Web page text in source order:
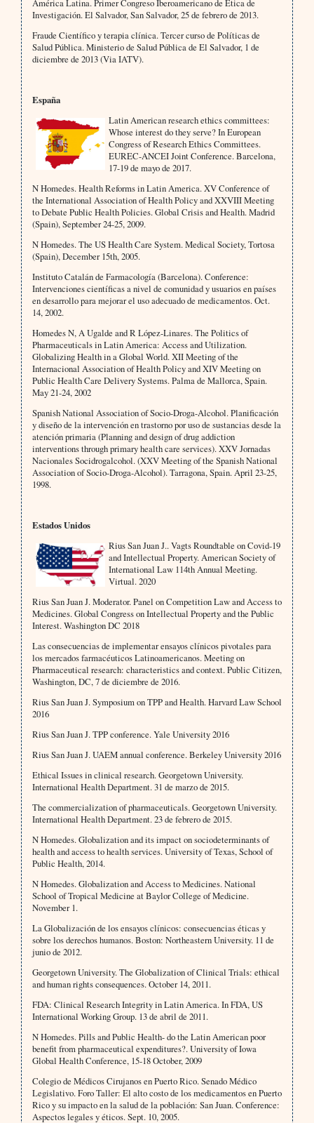
América Latina. Primer Congreso Iberoamericano de Ética de
Investigación. El Salvador, San Salvador, 25 de febrero de 2013.
Fraude Científico y terapia clínica. Tercer curso de Políticas de
Salud Pública. Ministerio de Salud Pública de El Salvador, 1 de
diciembre de 2013 (Via IATV).
España
Latin American research ethics committees:
Whose interest do they serve? In European
Congress of Research Ethics Committees.
EUREC-ANCEI Joint Conference. Barcelona,
17-19 de mayo de 2017.
N Homedes. Health Reforms in Latin America. XV Conference of
the International Association of Health Policy and XXVIII Meeting
to Debate Public Health Policies. Global Crisis and Health. Madrid
(Spain), September 24-25, 2009.
N Homedes. The US Health Care System. Medical Society, Tortosa
(Spain), December 15th, 2005.
Instituto Catalán de Farmacología (Barcelona). Conference:
Intervenciones científicas a nivel de comunidad y usuarios en países
en desarrollo para mejorar el uso adecuado de medicamentos. Oct.
14, 2002.
Homedes N, A Ugalde and R López-Linares. The Politics of
Pharmaceuticals in Latin America: Access and Utilization.
Globalizing Health in a Global World. XII Meeting of the
Internacional Association of Health Policy and XIV Meeting on
Public Health Care Delivery Systems. Palma de Mallorca, Spain.
May 21-24, 2002
Spanish National Association of Socio-Droga-Alcohol. Planificación
y diseño de la intervención en trastorno por uso de sustancias desde la
atención primaria (Planning and design of drug addiction
interventions through primary health care services). XXV Jornadas
Nacionales Socidrogalcohol. (XXV Meeting of the Spanish National
Association of Socio-Droga-Alcohol). Tarragona, Spain. April 23-25,
1998.
Estados Unidos
Rius San Juan J.. Vagts Roundtable on Covid-19
and Intellectual Property. American Society of
International Law 114th Annual Meeting.
Virtual. 2020
Rius San Juan J. Moderator. Panel on Competition Law and Access to
Medicines. Global Congress on Intellectual Property and the Public
Interest. Washington DC 2018
Las consecuencias de implementar ensayos clínicos pivotales para
los mercados farmacéuticos Latinoamericanos. Meeting on
Pharmaceutical research: characteristics and context. Public Citizen,
Washington, DC, 7 de diciembre de 2016.
Rius San Juan J. Symposium on TPP and Health. Harvard Law School
2016
Rius San Juan J. TPP conference. Yale University 2016
Rius San Juan J. UAEM annual conference. Berkeley University 2016
Ethical Issues in clinical research. Georgetown University.
International Health Department. 31 de marzo de 2015.
The commercialization of pharmaceuticals. Georgetown University.
International Health Department. 23 de febrero de 2015.
N Homedes. Globalization and its impact on sociodeterminants of
health and access to health services. University of Texas, School of
Public Health, 2014.
N Homedes. Globalization and Access to Medicines. National
School of Tropical Medicine at Baylor College of Medicine.
November 1.
La Globalización de los ensayos clínicos: consecuencias éticas y
sobre los derechos humanos. Boston: Northeastern University. 11 de
junio de 2012.
Georgetown University. The Globalization of Clinical Trials: ethical
and human rights consequences. October 14, 2011.
FDA: Clinical Research Integrity in Latin America. In FDA, US
International Working Group. 13 de abril de 2011.
N Homedes. Pills and Public Health- do the Latin American poor
benefit from pharmaceutical expenditures?. University of Iowa
Global Health Conference, 15-18 October, 2009
Colegio de Médicos Cirujanos en Puerto Rico. Senado Médico
Legislativo. Foro Taller: El alto costo de los medicamentos en Puerto
Rico y su impacto en la salud de la población: San Juan. Conference:
Aspectos legales y éticos. Sept. 10, 2005.